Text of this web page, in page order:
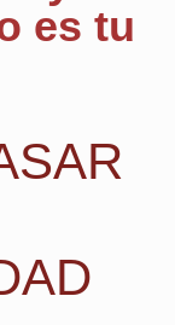
es tu